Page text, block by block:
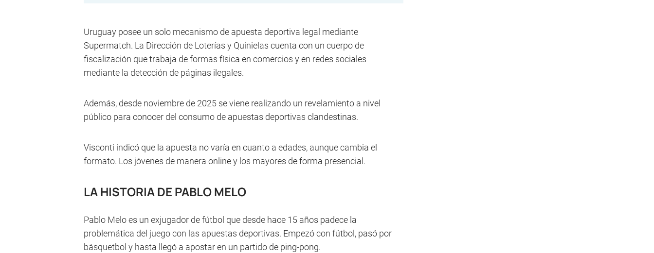
Uruguay posee un solo mecanismo de apuesta deportiva legal mediante
Supermatch. La Dirección de Loterías y Quinielas cuenta con un cuerpo de
fiscalización que trabaja de formas física en comercios y en redes sociales
mediante la detección de páginas ilegales.
Además, desde noviembre de 2025 se viene realizando un revelamiento a nivel
público para conocer del consumo de apuestas deportivas clandestinas.
Visconti indicó que la apuesta no varía en cuanto a edades, aunque cambia el
formato. Los jóvenes de manera online y los mayores de forma presencial.
LA HISTORIA DE PABLO MELO
Pablo Melo es un exjugador de fútbol que desde hace 15 años padece la
problemática del juego con las apuestas deportivas. Empezó con fútbol, pasó por
básquetbol y hasta llegó a apostar en un partido de ping-pong.